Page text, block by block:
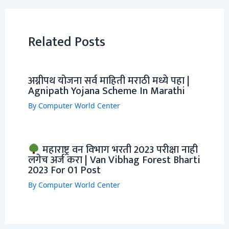
Related Posts
अग्नीपथ योजना सर्व माहिती मराठी मध्ये पहा |
Agnipath Yojana Scheme In Marathi
By Computer World Center
महाराष्ट्र वन विभाग भरती 2023 परीक्षा नाही
लगेच अर्ज करा | Van Vibhag Forest Bharti
2023 For 01 Post
By Computer World Center